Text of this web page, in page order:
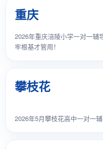
重庆
2026年重庆涪陵小学一对一辅
牢根基才管用！
攀枝花
2026年5月攀枝花高中一对一